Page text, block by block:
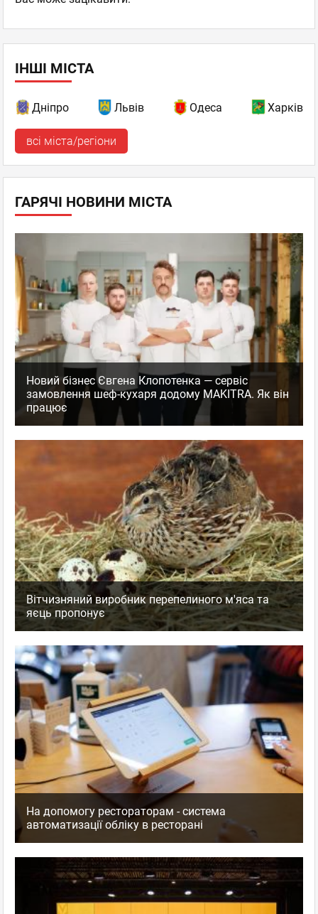
ІНШІ МІСТА
Дніпро Львів Одеса Харків
всі міста/регіони
ГАРЯЧІ НОВИНИ МІСТА
Новий бізнес Євгена Клопотенка — сервіс
замовлення шеф-кухаря додому MAKITRA. Як він
працює
Вітчизняний виробник перепелиного м'яса та
яєць пропонує
На допомогу рестораторам - система
автоматизації обліку в ресторані